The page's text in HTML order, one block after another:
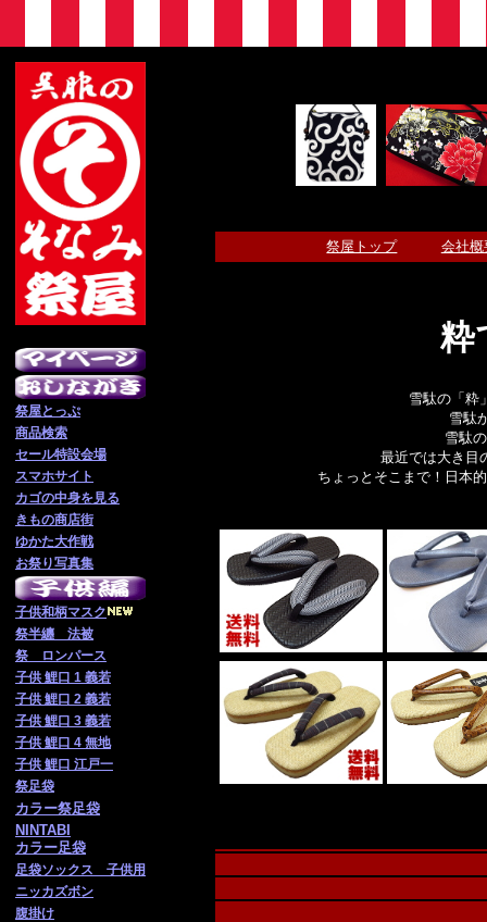
祭屋とっぷ
商品検索
セール特設会場
スマホサイト
カゴの中身を見る
きもの商店街
ゆかた大作戦
お祭り写真集
子供和柄マスク
祭半纏 法被
祭 ロンパース
子供 鯉口 1 義若
子供 鯉口 2 義若
子供 鯉口 3 義若
子供 鯉口 4 無地
子供 鯉口 江戸一
祭足袋
カラー祭足袋
NINTABI
カラー足袋
足袋ソックス 子供用
ニッカズボン
腹掛け
祭屋トップ 会社概
粋
雪駄の「粋
雪駄
雪駄
最近では大き目
ちょっとそこまで！日本